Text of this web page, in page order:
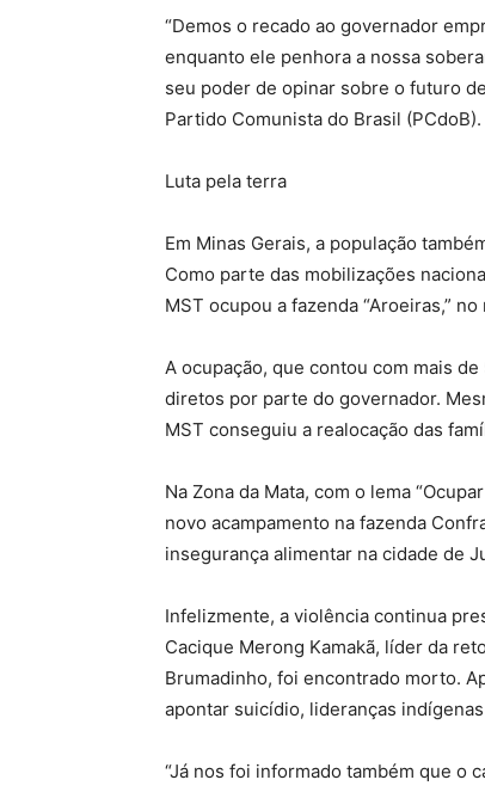
“Demos o recado ao governador
enquanto ele penhora a nossa
seu poder de opinar sobre o futuro
Partido Comunista do Brasil (PCdoB).
Luta pela terra
Em Minas Gerais, a população
Como parte das mobilizações
MST ocupou a fazenda “Aroeiras,”
A ocupação, que contou com mais
diretos por parte do governador.
MST conseguiu a realocação das
Na Zona da Mata, com o lema
novo acampamento na fazenda
insegurança alimentar na cidade de
Infelizmente, a violência continua
Cacique Merong Kamakã, líder da
Brumadinho, foi encontrado morto.
apontar suicídio, lideranças
“Já nos foi informado também que o